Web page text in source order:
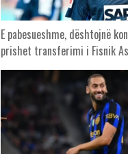
E pabesueshme, dështojnë
prishet transferimi i Fisnik